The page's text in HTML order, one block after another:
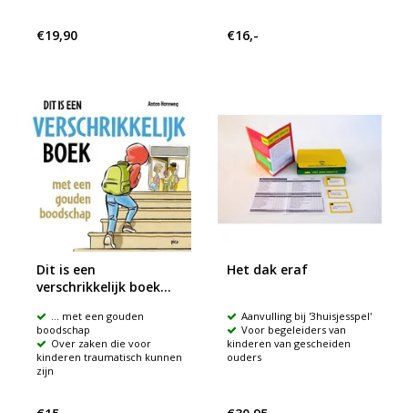
€19,90 €16,-
Dit is een
verschrikkelijk boek...
… met een gouden
boodschap
Over zaken die voor
kinderen traumatisch kunnen
zijn
Het dak eraf
Aanvulling bij '3huisjesspel'
Voor begeleiders van
kinderen van gescheiden
ouders